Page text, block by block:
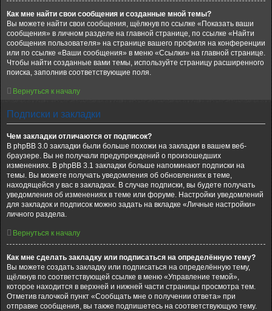
Как мне найти свои сообщения и созданные мной темы?
Вы можете найти свои сообщения, щёлкнув по ссылке «Показать ваши
сообщения» в личном разделе на главной странице, по ссылке «Найти
сообщения пользователя» на странице вашего профиля на конференции
или по ссылке «Ваши сообщения» в меню «Ссылки» на главной странице.
Чтобы найти созданные вами темы, используйте страницу расширенного
поиска, заполнив соответствующие поля.
Вернуться к началу
Подписки и закладки
Чем закладки отличаются от подписок?
В phpBB 3.0 закладки были больше похожи на закладки в вашем веб-
браузере. Вы не получали предупреждений о произошедших
изменениях. В phpBB 3.1 закладки больше напоминают подписки на
темы. Вы можете получать уведомления об обновлениях в теме,
находящейся у вас в закладках. В случае подписки, вы будете получать
уведомления об изменениях в теме или форуме. Настройки уведомлений
для закладок и подписок можно задать на вкладке «Личные настройки»
личного раздела.
Вернуться к началу
Как мне сделать закладку или подписаться на определённую тему?
Вы можете создать закладку или подписаться на определённую тему,
щёлкнув по соответствующей ссылке в меню «Управление темой»,
которое находится в верхней и нижней части страницы просмотра тем.
Отметив галочкой пункт «Сообщать мне о получении ответа» при
отправке сообщения, вы также подпишетесь на соответствующую тему.